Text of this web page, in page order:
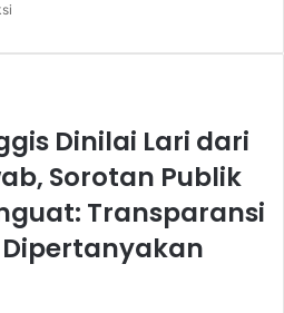
Dinilai Lari dari
Sorotan Publik
Transparansi